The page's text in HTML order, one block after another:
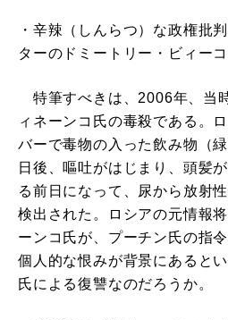
・辛辣（しんらつ）な政権批
ターのドミートリー・ビィー
特筆すべきは、2006年、当
ィネーンコ氏の毒殺である。
バーで毒物の入った飲み物（
日後、嘔吐がはじまり、頭髪
る前日になって、尿から放射
検出された。ロシアの元情報
ーンコ氏が、プーチン氏の指
個人的な恨みが背景にあると
氏による復讐なのだろうか。